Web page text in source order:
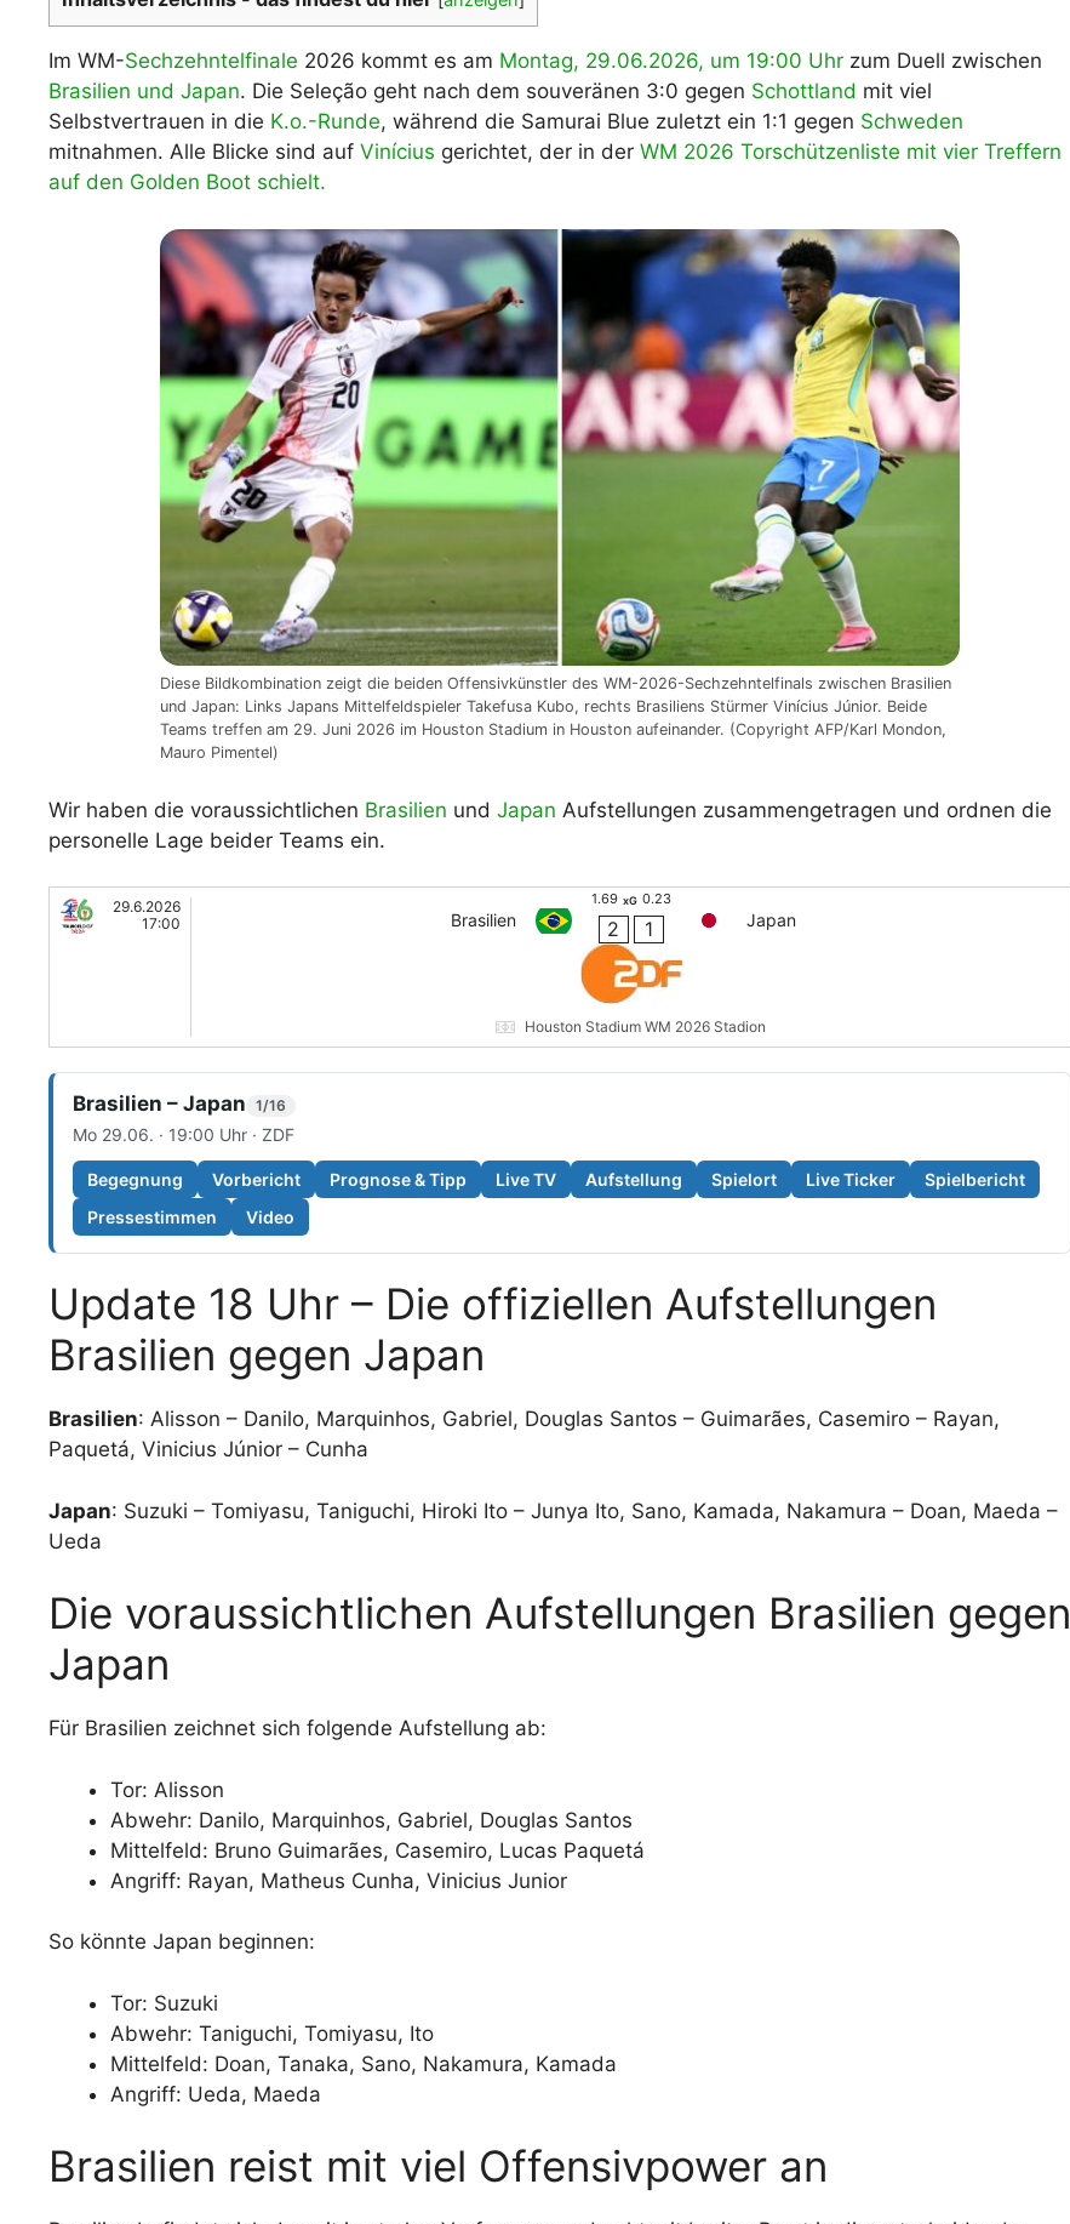
WM 2026 Spielplan Excel – kostenlos
downloaden & automatisch ausfüllen
Im WM-Sechzehntelfinale 2026 kommt es am Montag, 29.06.2026, um 19:00 Uhr zum Duell zwischen
Brasilien und Japan. Die Seleção geht nach dem souveränen 3:0 gegen Schottland mit viel
Selbstvertrauen in die K.o.-Runde, während die Samurai Blue zuletzt ein 1:1 gegen Schweden
mitnahmen. Alle Blicke sind auf Vinícius gerichtet, der in der WM 2026 Torschützenliste mit vier Treffern
auf den Golden Boot schielt.
Diese Bildkombination zeigt die beiden Offensivkünstler des WM-2026-Sechzehntelfinals zwischen Brasilien
und Japan: Links Japans Mittelfeldspieler Takefusa Kubo, rechts Brasiliens Stürmer Vinícius Júnior. Beide
Teams treffen am 29. Juni 2026 im Houston Stadium in Houston aufeinander. (Copyright AFP/Karl Mondon,
Mauro Pimentel)
Wir haben die voraussichtlichen Brasilien und Japan Aufstellungen zusammengetragen und ordnen die
personelle Lage beider Teams ein.
29.6.2026
17:00
Brasilien
1.69 xG 0.23
2 1 Japan
Houston Stadium WM 2026 Stadion
Brasilien – Japan 1/16
Mo 29.06. · 19:00 Uhr · ZDF
Begegnung Vorbericht Prognose & Tipp Live TV Aufstellung Spielort Live Ticker
Spielbericht
Pressestimmen
Video
Update 18 Uhr – Die offiziellen Aufstellungen
Brasilien gegen Japan
Brasilien: Alisson – Danilo, Marquinhos, Gabriel, Douglas Santos – Guimarães, Casemiro – Rayan,
Paquetá, Vinicius Júnior – Cunha
Japan: Suzuki – Tomiyasu, Taniguchi, Hiroki Ito – Junya Ito, Sano, Kamada, Nakamura – Doan, Maeda –
Ueda
Die voraussichtlichen Aufstellungen Brasilien gegen
Japan
Für Brasilien zeichnet sich folgende Aufstellung ab:
Tor: Alisson
Abwehr: Danilo, Marquinhos, Gabriel, Douglas Santos
Mittelfeld: Bruno Guimarães, Casemiro, Lucas Paquetá
Angriff: Rayan, Matheus Cunha, Vinicius Junior
So könnte Japan beginnen:
Tor: Suzuki
Abwehr: Taniguchi, Tomiyasu, Ito
Mittelfeld: Doan, Tanaka, Sano, Nakamura, Kamada
Angriff: Ueda, Maeda
Brasilien reist mit viel Offensivpower an